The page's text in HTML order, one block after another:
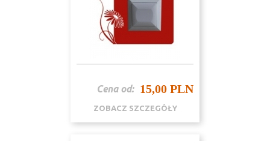
Cena od: 15,00 PLN
ZOBACZ SZCZEGÓŁY